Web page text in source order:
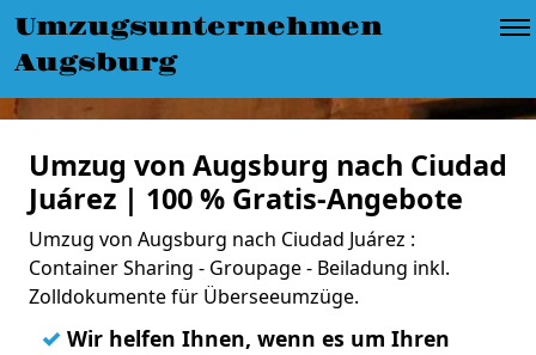
Umzugsunternehmen
Augsburg
Umzug von Augsburg nach Ciudad
Juárez | 100 % Gratis-Angebote
Umzug von Augsburg nach Ciudad Juárez :
Container Sharing - Groupage - Beiladung inkl.
Zolldokumente für Überseeumzüge.
✓ Wir helfen Ihnen, wenn es um Ihren